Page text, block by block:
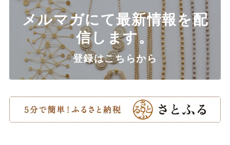
メルマガにて最新情報を配
信します。
登録はこちらから